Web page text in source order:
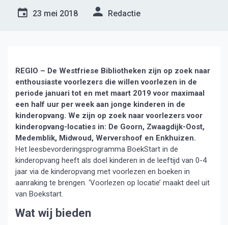
23 mei 2018 Redactie
REGIO – De Westfriese Bibliotheken zijn op zoek naar
enthousiaste voorlezers die willen voorlezen in de
periode januari tot en met maart 2019 voor maximaal
een half uur per week aan jonge kinderen in de
kinderopvang. We zijn op zoek naar voorlezers voor
kinderopvang-locaties in: De Goorn, Zwaagdijk-Oost,
Medemblik, Midwoud, Wervershoof en Enkhuizen.
Het leesbevorderingsprogramma BoekStart in de
kinderopvang heeft als doel kinderen in de leeftijd van 0-4
jaar via de kinderopvang met voorlezen en boeken in
aanraking te brengen. ‘Voorlezen op locatie’ maakt deel uit
van Boekstart.
Wat wij bieden